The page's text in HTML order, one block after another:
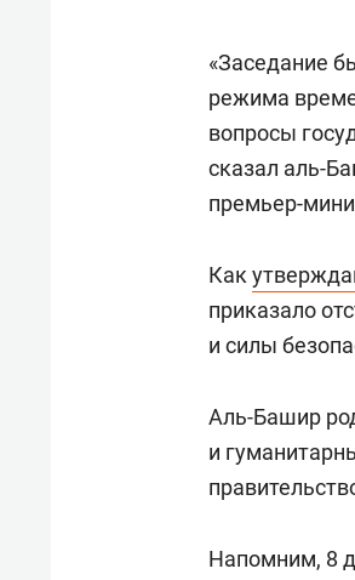
«Заседание
режима
вопросы
сказал аль-
премьер-
Как
приказало
и силы
Аль-Башир
и
Напомним, 8